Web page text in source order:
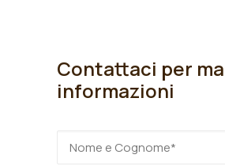
Contattaci per
informazioni